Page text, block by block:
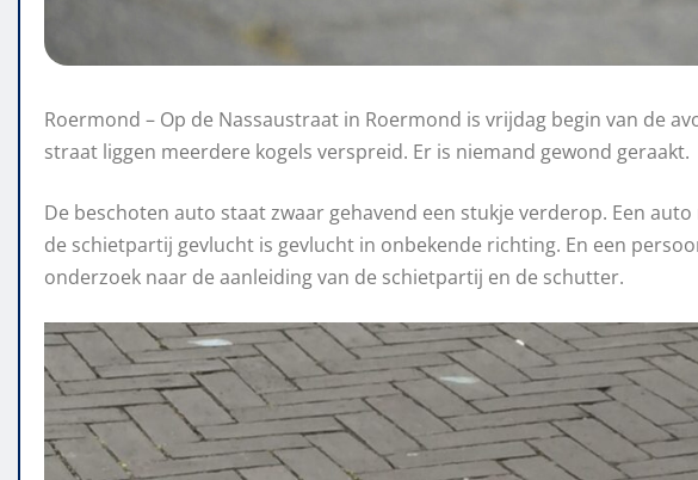
Roermond – Op de Nassaustraat in Roermond is vrijdag begin van de
straat liggen meerdere kogels verspreid. Er is niemand gewond geraakt.
De beschoten auto staat zwaar gehavend een stukje verderop. Een
de schietpartij gevlucht is gevlucht in onbekende richting. En een
onderzoek naar de aanleiding van de schietpartij en de schutter.